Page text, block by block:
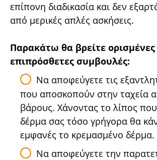
επίπονη διαδικασία και δεν
από μερικές απλές ασκήσεις.
Παρακάτω θα βρείτε ορισμένες
επιπρόσθετες συμβουλές:
Να αποφεύγετε τις
που αποσκοπούν στην ταχεία
βάρους. Χάνοντας το λίπος που
δέρμα σας τόσο γρήγορα θα
εμφανές το κρεμασμένο δέρμα.
Να αποφεύγετε την